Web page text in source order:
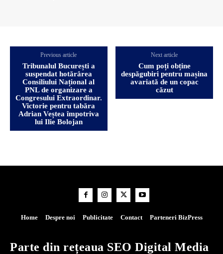
Previous article
Tribunalul București a
suspendat hotărârea
Consiliului Național al
PNL de organizare a
Congresului Extraordinar.
Victorie pentru tabăra
Adrian Veștea împotriva
lui Ilie Bolojan
Next article
Cum poți obține
despăgubiri pentru mașina
avariată de un copac
căzut
Home Despre noi Publicitate Contact Parteneri BizPress
Parte din rețeaua SEO Digital Media